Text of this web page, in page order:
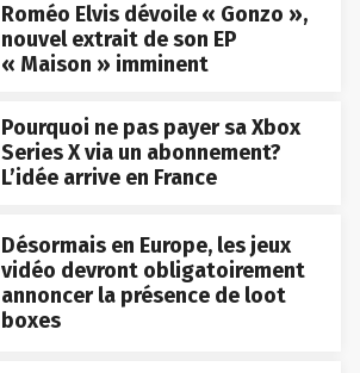
Roméo Elvis dévoile « Gonzo »,
nouvel extrait de son EP
« Maison » imminent
Pourquoi ne pas payer sa Xbox
Series X via un abonnement?
L’idée arrive en France
Désormais en Europe, les jeux
vidéo devront obligatoirement
annoncer la présence de loot
boxes